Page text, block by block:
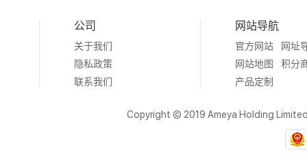
公司
关于我们
隐私政策
联系我们
网站导航
官方网站
网址
网站地图
积分
产品定制
Copyright © 2019 Ameya Holding